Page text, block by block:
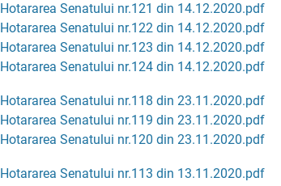
Hotararea Senatului nr.121 din 14.12.2020.pdf
Hotararea Senatului nr.122 din 14.12.2020.pdf
Hotararea Senatului nr.123 din 14.12.2020.pdf
Hotararea Senatului nr.124 din 14.12.2020.pdf
Hotararea Senatului nr.118 din 23.11.2020.pdf
Hotararea Senatului nr.119 din 23.11.2020.pdf
Hotararea Senatului nr.120 din 23.11.2020.pdf
Hotararea Senatului nr.113 din 13.11.2020.pdf